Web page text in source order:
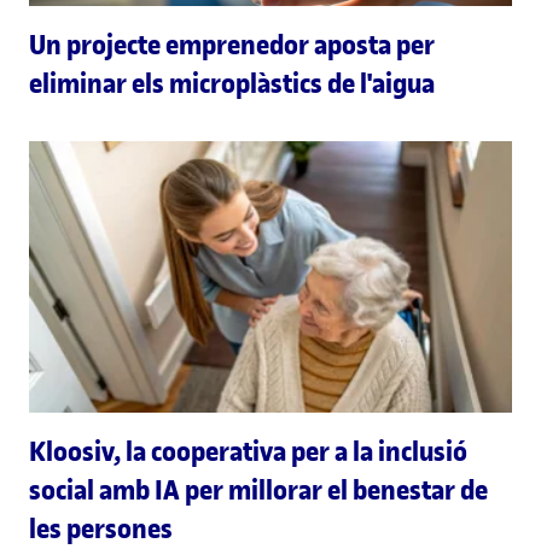
Un projecte emprenedor aposta per
eliminar els microplàstics de l'aigua
Kloosiv, la cooperativa per a la inclusió
social amb IA per millorar el benestar de
les persones